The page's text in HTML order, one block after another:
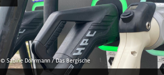
© Sabine Dohrmann / Das Bergische